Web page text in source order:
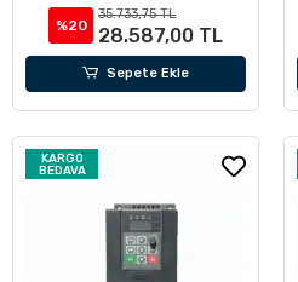
%20
35.733,75 TL
28.587,00 TL
Sepete Ekle
KARGO
BEDAVA